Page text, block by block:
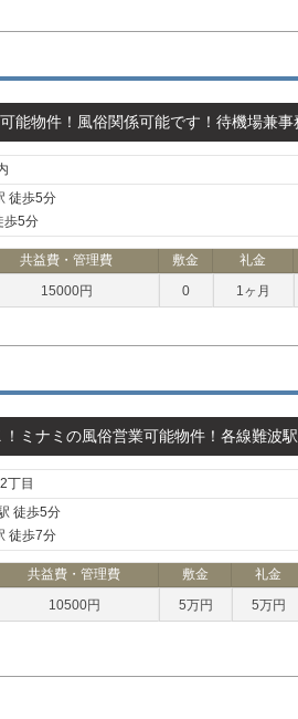
物件！風俗関係可能です！待機場兼事
徒歩5分
歩5分
共益費・管理費 敷金 礼金
15000円 0 1ヶ月
ミナミの風俗営業可能物件！各線難波駅
丁目
徒歩5分
徒歩7分
共益費・管理費 敷金 礼金
10500円 5万円 5万円